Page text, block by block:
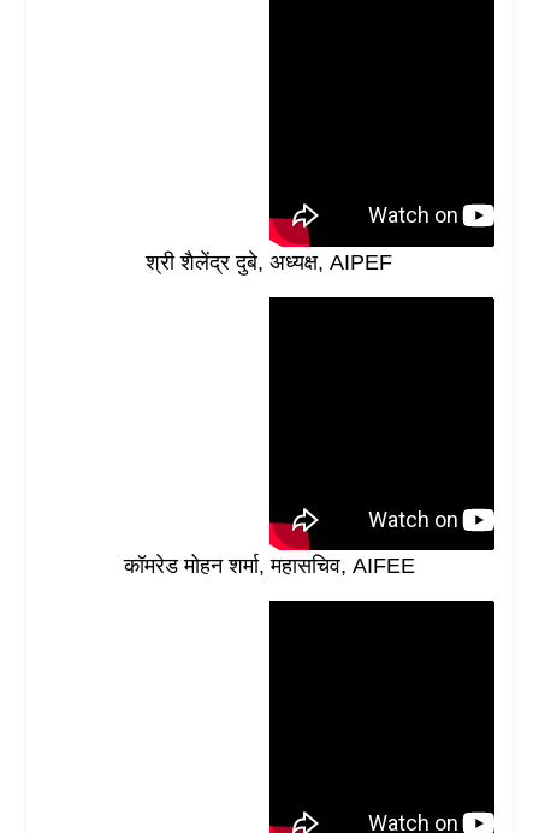
श्री शैलेंद्र दुबे, अध्यक्ष, AIPEF
कॉमरेड मोहन शर्मा, महासचिव, AIFEE